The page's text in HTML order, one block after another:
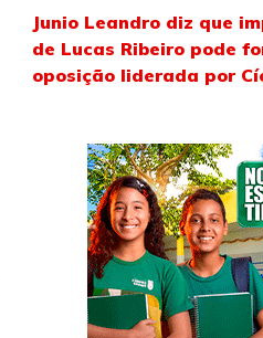
Junio Leandro diz que
de Lucas Ribeiro pode
oposição liderada por